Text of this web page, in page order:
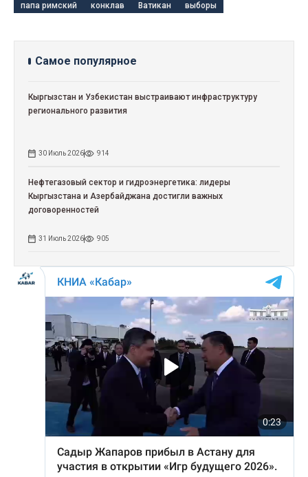
папа римский конклав Ватикан выборы
Самое популярное
Кыргызстан и Узбекистан выстраивают инфраструктуру
регионального развития
30 Июль 2026 914
Нефтегазовый сектор и гидроэнергетика: лидеры
Кыргызстана и Азербайджана достигли важных
договоренностей
31 Июль 2026 905